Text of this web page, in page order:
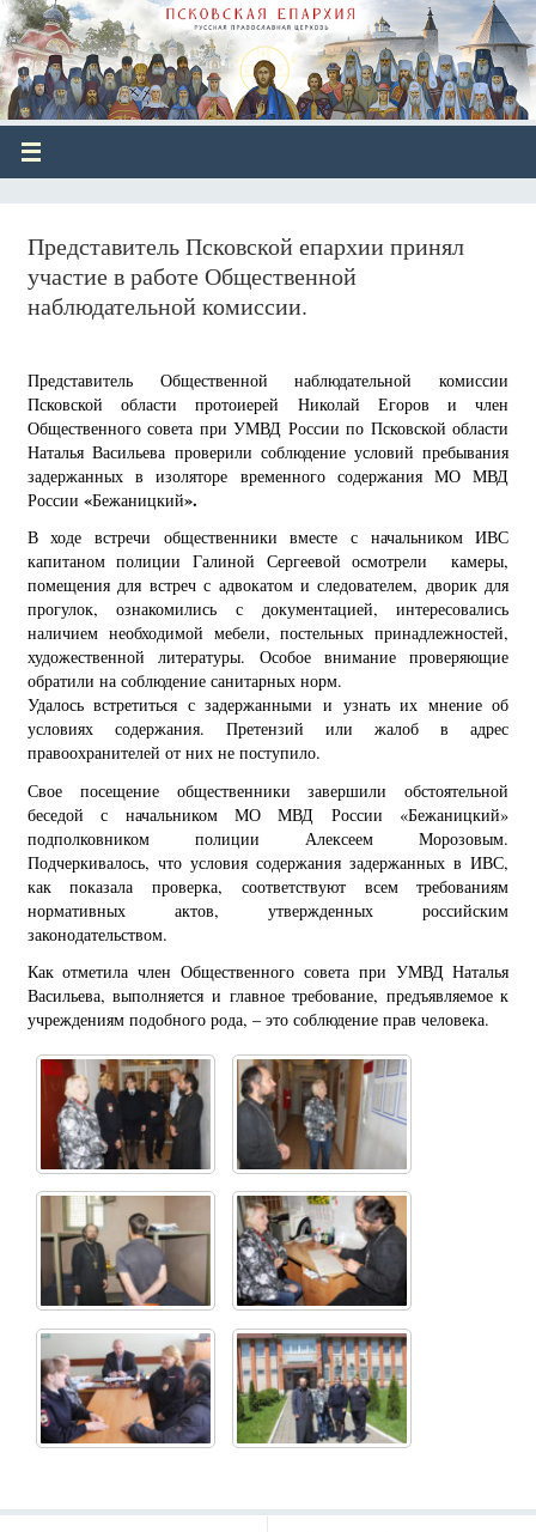
Представитель Псковской епархии принял
участие в работе Общественной
наблюдательной комиссии.
Представитель Общественной наблюдательной комиссии
Псковской области протоиерей Николай Егоров и член
Общественного совета при УМВД России по Псковской области
Наталья Васильева проверили соблюдение условий пребывания
задержанных в изоляторе временного содержания МО МВД
России «Бежаницкий».
В ходе встречи общественники вместе с начальником ИВС
капитаном полиции Галиной Сергеевой осмотрели камеры,
помещения для встреч с адвокатом и следователем, дворик для
прогулок, ознакомились с документацией, интересовались
наличием необходимой мебели, постельных принадлежностей,
художественной литературы. Особое внимание проверяющие
обратили на соблюдение санитарных норм.
Удалось встретиться с задержанными и узнать их мнение об
условиях содержания. Претензий или жалоб в адрес
правоохранителей от них не поступило.
Свое посещение общественники завершили обстоятельной
беседой с начальником МО МВД России «Бежаницкий»
подполковником полиции Алексеем Морозовым.
Подчеркивалось, что условия содержания задержанных в ИВС,
как показала проверка, соответствуют всем требованиям
нормативных актов, утвержденных российским
законодательством.
Как отметила член Общественного совета при УМВД Наталья
Васильева, выполняется и главное требование, предъявляемое к
учреждениям подобного рода, – это соблюдение прав человека.